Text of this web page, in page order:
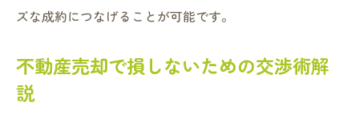
ズな成約につなげることが可能です。
不動産売却で損しないための交渉術解
説